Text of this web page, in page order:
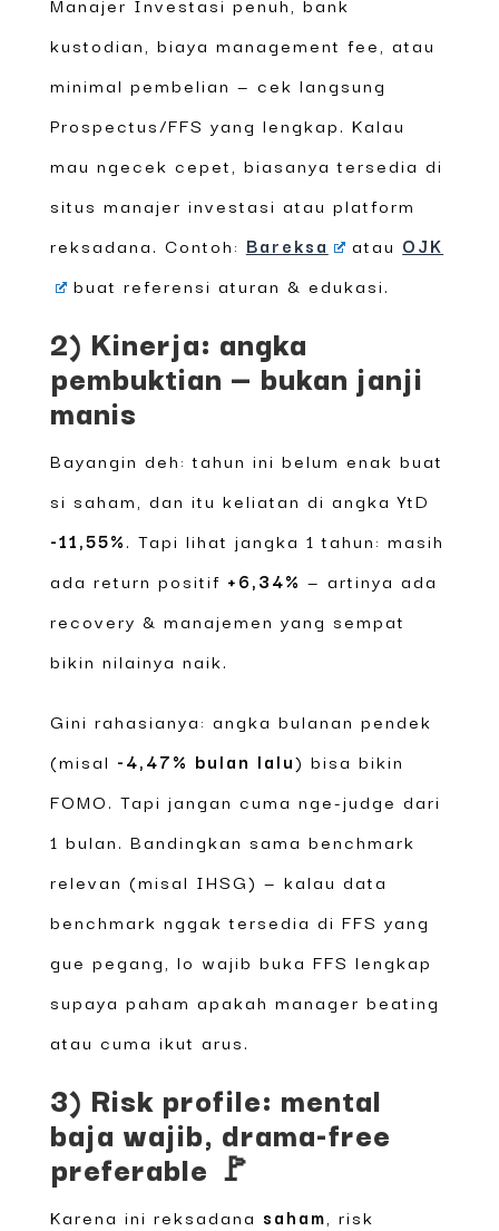
kustodian, biaya management fee, atau
minimal pembelian — cek langsung
Prospectus/FFS yang lengkap. Kalau
mau ngecek cepet, biasanya tersedia di
situs manajer investasi atau platform
reksadana. Contoh: Bareksa atau OJK
buat referensi aturan & edukasi.
2) Kinerja: angka
pembuktian — bukan janji
manis
Bayangin deh: tahun ini belum enak buat
si saham, dan itu keliatan di angka YtD
-11,55%. Tapi lihat jangka 1 tahun: masih
ada return positif +6,34% — artinya ada
recovery & manajemen yang sempat
bikin nilainya naik.
Gini rahasianya: angka bulanan pendek
(misal -4,47% bulan lalu) bisa bikin
FOMO. Tapi jangan cuma nge-judge dari
1 bulan. Bandingkan sama benchmark
relevan (misal IHSG) — kalau data
benchmark nggak tersedia di FFS yang
gue pegang, lo wajib buka FFS lengkap
supaya paham apakah manager beating
atau cuma ikut arus.
3) Risk profile: mental
baja wajib, drama-free
preferable 🚩
Karena ini reksadana saham , risk